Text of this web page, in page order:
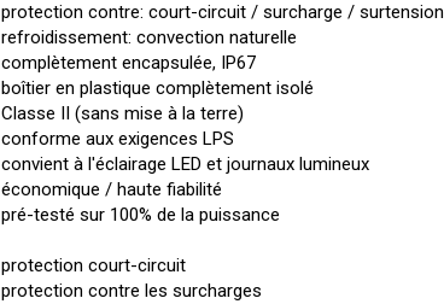
protection contre: court-circuit / surcharge / surtension
refroidissement: convection naturelle
complètement encapsulée, IP67
boîtier en plastique complètement isolé
Classe II (sans mise à la terre)
conforme aux exigences LPS
convient à l'éclairage LED et journaux lumineux
économique / haute fiabilité
pré-testé sur 100% de la puissance
protection court-circuit
protection contre les surcharges